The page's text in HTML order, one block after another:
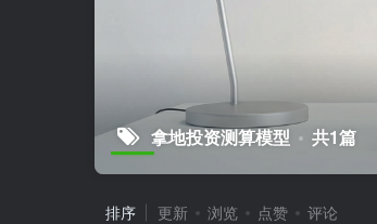
拿地投资测算模型 共1篇
排序 更新 浏览 点赞 评论